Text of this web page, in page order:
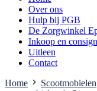
Over ons
Hulp bij PGB
De Zorgwinkel
Inkoop en
Uitleen
Contact
Home
Scootmobielen